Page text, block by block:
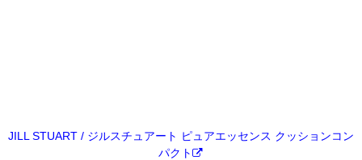
JILL STUART / ジルスチュアート ピュアエッセンス クッションコン
パクト